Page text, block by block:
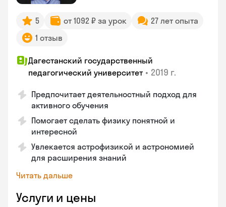
5 от 1092 ₽ за урок
27 лет опыта
1 отзыв
Дагестанский государственный
педагогический университет • 2019 г.
Предпочитает деятельностный подход для
активного обучения
Помогает сделать физику понятной и
интересной
Увлекается астрофизикой и астрономией
для расширения знаний
Читать дальше
Услуги и цены